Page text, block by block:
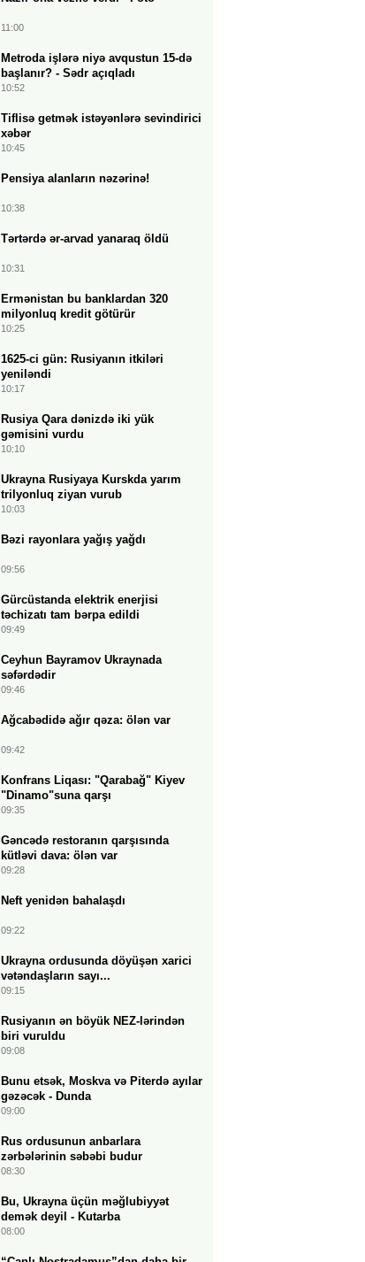
11:00
Metroda işlərə niyə avqustun 15-də
başlanır? - Sədr açıqladı
10:52
Tiflisə getmək istəyənlərə sevindirici
xəbər
10:45
Pensiya alanların nəzərinə!
10:38
Tərtərdə ər-arvad yanaraq öldü
10:31
Ermənistan bu banklardan 320
milyonluq kredit götürür
10:25
1625-ci gün: Rusiyanın itkiləri
yeniləndi
10:17
Rusiya Qara dənizdə iki yük
gəmisini vurdu
10:10
Ukrayna Rusiyaya Kurskda yarım
trilyonluq ziyan vurub
10:03
Bəzi rayonlara yağış yağdı
09:56
Gürcüstanda elektrik enerjisi
təchizatı tam bərpa edildi
09:49
Ceyhun Bayramov Ukraynada
səfərdədir
09:46
Ağcabədidə ağır qəza: ölən var
09:42
Konfrans Liqası: "Qarabağ" Kiyev
"Dinamo"suna qarşı
09:35
Gəncədə restoranın qarşısında
kütləvi dava: ölən var
09:28
Neft yenidən bahalaşdı
09:22
Ukrayna ordusunda döyüşən xarici
vətəndaşların sayı...
09:15
Rusiyanın ən böyük NEZ-lərindən
biri vuruldu
09:08
Bunu etsək, Moskva və Piterdə ayılar
gəzəcək - Dunda
09:00
Rus ordusunun anbarlara
zərbələrinin səbəbi budur
08:30
Bu, Ukrayna üçün məğlubiyyət
demək deyil - Kutarba
08:00